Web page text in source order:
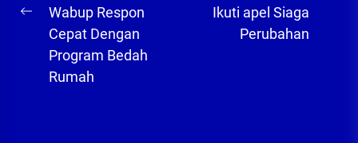
Previous
post:
Wabup Respon
Cepat Dengan
Program Bedah
Rumah
Ikuti apel Siaga
Perubahan